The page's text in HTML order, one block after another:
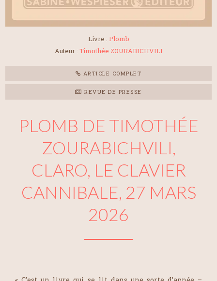
Livre : Plomb
Auteur : Timothée ZOURABICHVILI
ARTICLE COMPLET
REVUE DE PRESSE
PLOMB DE TIMOTHÉE
ZOURABICHVILI,
CLARO, LE CLAVIER
CANNIBALE, 27 MARS
2026